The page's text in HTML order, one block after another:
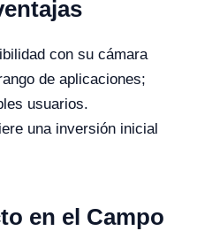
con su cámara
de aplicaciones;
usuarios.
una inversión inicial
en el Campo